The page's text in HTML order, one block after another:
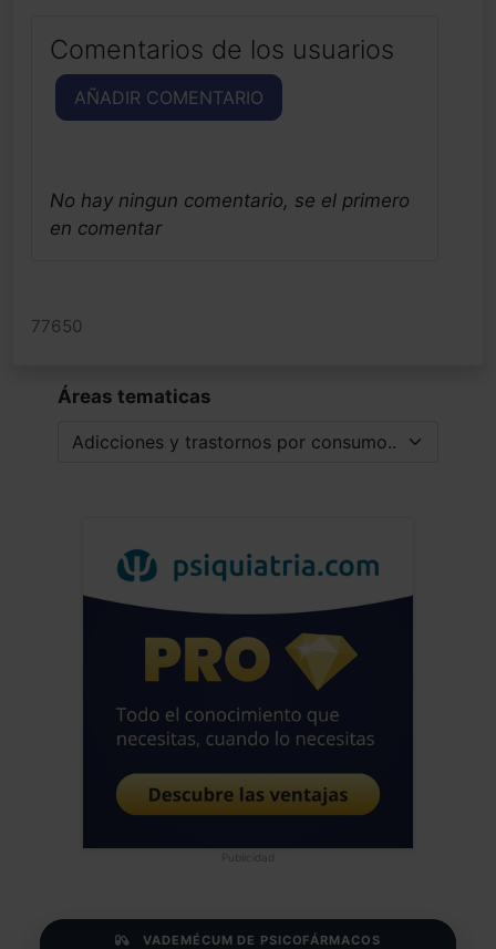
Comentarios de los usuarios
AÑADIR COMENTARIO
No hay ningun comentario, se el primero
en comentar
77650
Áreas tematicas
Publicidad
VADEMÉCUM DE PSICOFÁRMACOS